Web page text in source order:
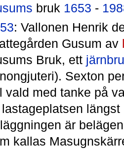
bruk 1653 -
: Vallonen Henrik
Gusum av
Bruk, ett
Sexton
vald med tanke på
är
kallas